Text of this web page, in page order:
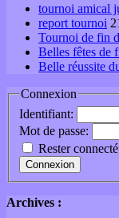
tournoi amical
report tournoi
Tournoi de fin
Belles fêtes de
Belle réussite
Connexion
Identifiant:
Mot de passe:
Rester connecté
Connexion
Archives :